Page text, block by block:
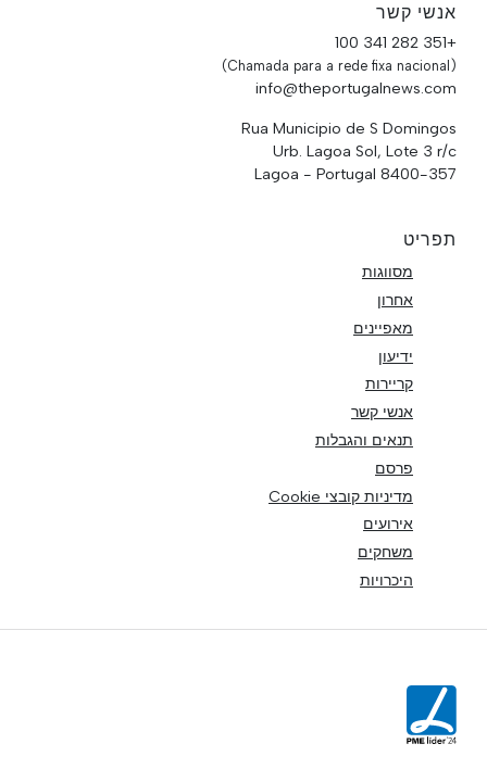
אנשי קשר
+351 282 341 100
(Chamada para a rede fixa nacional)
info@theportugalnews.com
Rua Municipio de S Domingos
Urb. Lagoa Sol, Lote 3 r/c
8400-357 Lagoa - Portugal
תפריט
מסווגות
אחרון
מאפיינים
ידיעון
קריירות
אנשי קשר
תנאים והגבלות
פרסם
מדיניות קובצי Cookie
אירועים
משחקים
היכרויות